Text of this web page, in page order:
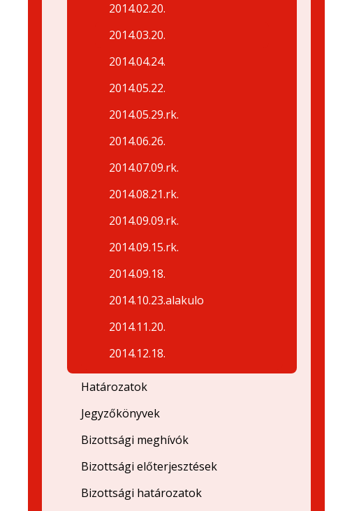
2014.02.20.
2014.03.20.
2014.04.24.
2014.05.22.
2014.05.29.rk.
2014.06.26.
2014.07.09.rk.
2014.08.21.rk.
2014.09.09.rk.
2014.09.15.rk.
2014.09.18.
2014.10.23.alakulo
2014.11.20.
2014.12.18.
Határozatok
Jegyzőkönyvek
Bizottsági meghívók
Bizottsági előterjesztések
Bizottsági határozatok